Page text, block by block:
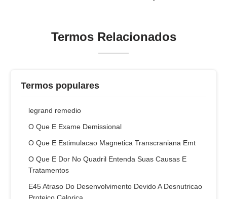
Termos Relacionados
Termos populares
legrand remedio
O Que E Exame Demissional
O Que E Estimulacao Magnetica Transcraniana Emt
O Que E Dor No Quadril Entenda Suas Causas E
Tratamentos
E45 Atraso Do Desenvolvimento Devido A Desnutricao